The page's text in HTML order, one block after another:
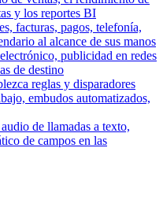
y los reportes BI
facturas, pagos, telefonía,
al alcance de sus manos
publicidad en redes
de destino
reglas y disparadores
embudos automatizados,
de llamadas a texto,
de campos en las